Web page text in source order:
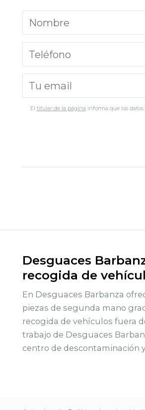
El titular de la página informa que los
Desguaces
recogida de
En Desguaces Barbanza
piezas de segunda mano
recogida de vehículos fuera
trabajo de Desguaces
centro de descontaminación